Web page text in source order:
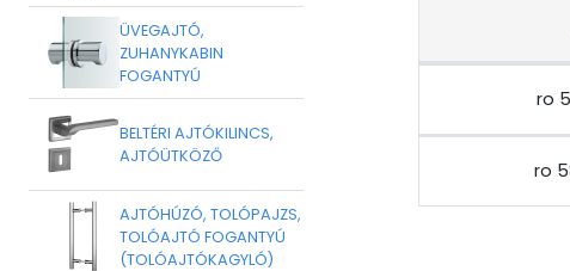
ÜVEGAJTÓ,
ZUHANYKABIN
FOGANTYÚ
BELTÉRI AJTÓKILINCS,
AJTÓÜTKÖZŐ
AJTÓHÚZÓ, TOLÓPAJZS,
TOLÓAJTÓ FOGANTYÚ
(TOLÓAJTÓKAGYLÓ)
ro
ro